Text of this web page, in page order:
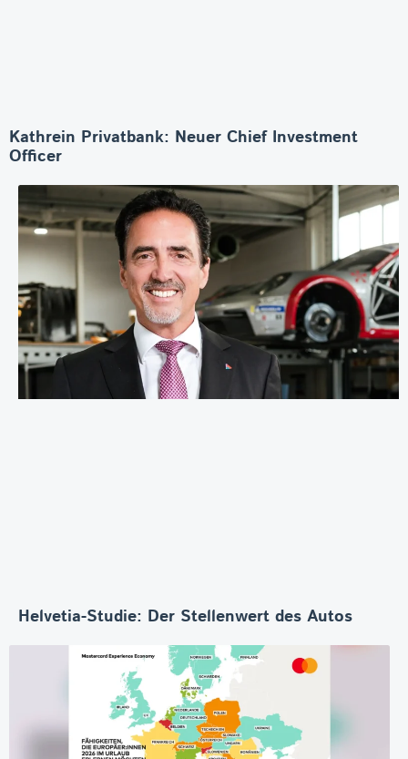
Kathrein Privatbank: Neuer Chief Investment
Officer
Helvetia-Studie: Der Stellenwert des Autos